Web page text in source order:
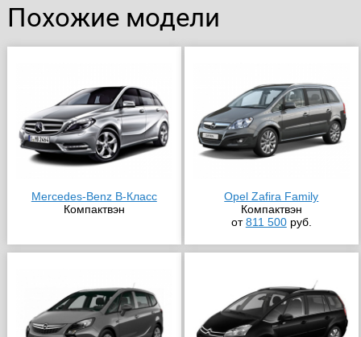
Похожие модели
Mercedes-Benz B-Класс
Компактвэн
Opel Zafira Family
Компактвэн
от811 500руб.